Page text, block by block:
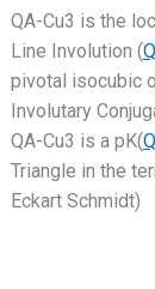
QA-Cu3 is the
Line Involution (
pivotal isocubic
Involutary
QA-Cu3 is a pK(
Triangle in the
Eckart Schmidt)